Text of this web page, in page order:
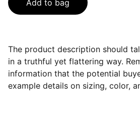
Add to bag
The product description should
in a truthful yet flattering way.
information that the potential
example details on sizing, color,